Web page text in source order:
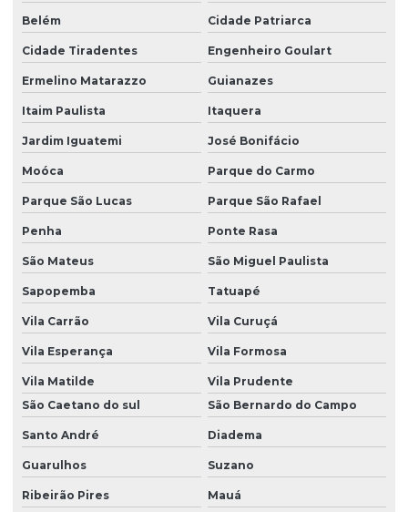
Belém Cidade Patriarca
Cidade Tiradentes Engenheiro Goulart
Ermelino Matarazzo Guianazes
Itaim Paulista Itaquera
Jardim Iguatemi José Bonifácio
Moóca Parque do Carmo
Parque São Lucas Parque São Rafael
Penha Ponte Rasa
São Mateus São Miguel Paulista
Sapopemba Tatuapé
Vila Carrão Vila Curuçá
Vila Esperança Vila Formosa
Vila Matilde
Vila Prudente
São Caetano do sul
São Bernardo do Campo
Santo André Diadema
Guarulhos Suzano
Ribeirão Pires Mauá